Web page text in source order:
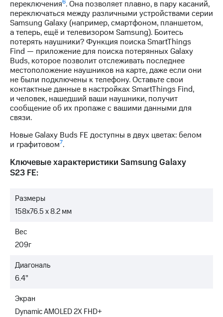
переключения6. Она позволяет плавно, в пару касаний,
переключаться между различными устройствами серии
Samsung Galaxy (например, смартфоном, планшетом,
а теперь, ещё и телевизором Samsung). Боитесь
потерять наушники? Функция поиска SmartThings
Find — приложение для поиска потерянных Galaxy
Buds, которое позволит отслеживать последнее
местоположение наушников на карте, даже если они
не были подключены к телефону. Оставьте свои
контактные данные в настройках SmartThings Find,
и человек, нашедший ваши наушники, получит
сообщение об их пропаже с вашими данными для
связи.
Новые Galaxy Buds FE доступны в двух цветах: белом
и графитовом7.
Ключевые характеристики Samsung Galaxy
S23 FE:
Размеры
158х76.5 х 8.2 мм
Вес
209г
Диагональ
6.4”
Экран
Dynamic AMOLED 2X FHD+